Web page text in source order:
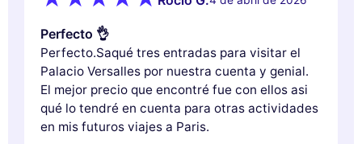
Perfecto 👌
Perfecto.Saqué tres entradas para visitar el
Palacio Versalles por nuestra cuenta y genial.
El mejor precio que encontré fue con ellos asi
qué lo tendré en cuenta para otras actividades
en mis futuros viajes a Paris.